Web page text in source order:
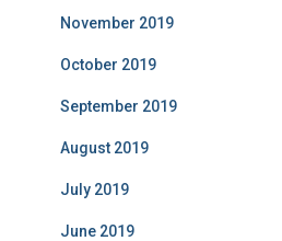
November 2019
October 2019
September 2019
August 2019
July 2019
June 2019